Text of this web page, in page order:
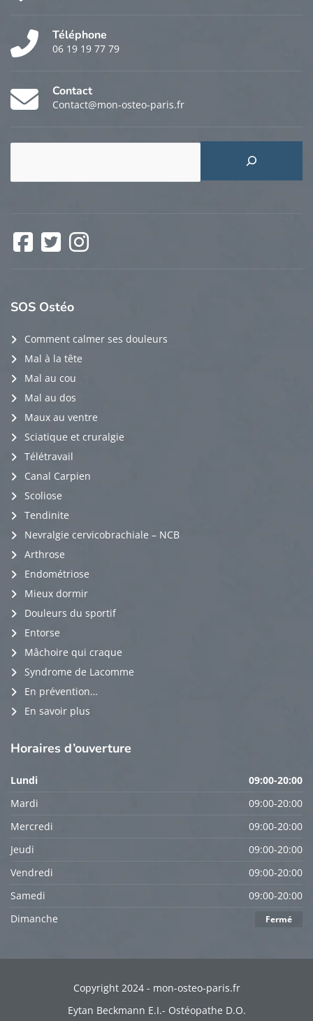
Téléphone
06 19 19 77 79
Contact
Contact@mon-osteo-paris.fr
Facebook
SOS Ostéo
Comment calmer ses douleurs
Mal à la tête
Mal au cou
Mal au dos
Maux au ventre
Sciatique et cruralgie
Télétravail
Canal Carpien
Scoliose
Tendinite
Nevralgie cervicobrachiale – NCB
Arthrose
Endométriose
Mieux dormir
Douleurs du sportif
Entorse
Mâchoire qui craque
Syndrome de Lacomme
En prévention…
En savoir plus
Horaires d’ouverture
Lundi
09:00-20:00
Mardi
09:00-20:00
Mercredi
09:00-20:00
Jeudi
09:00-20:00
Vendredi
09:00-20:00
Samedi
09:00-20:00
Dimanche
Fermé
Copyright 2024 - mon-osteo-paris.fr
Eytan Beckmann E.I.- Ostéopathe D.O.